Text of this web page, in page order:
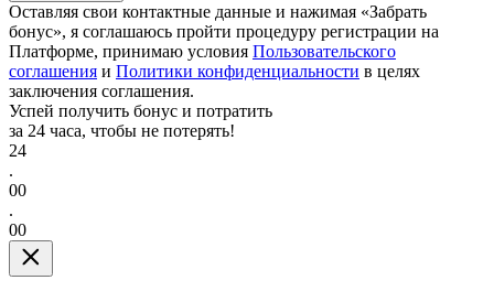
Оставляя свои контактные данные и нажимая «Забрать
бонус», я соглашаюсь пройти процедуру регистрации на
Платформе, принимаю условия Пользовательского
соглашения и Политики конфиденциальности в целях
заключения соглашения.
Успей получить бонус и потратить
за 24 часа, чтобы не потерять!
24
.
00
.
00